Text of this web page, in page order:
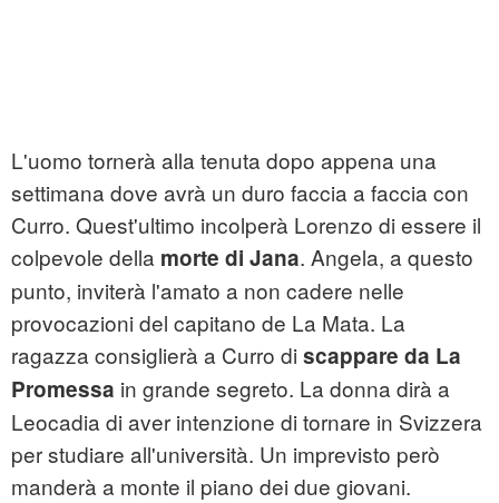
L'uomo tornerà alla tenuta dopo appena una
settimana dove avrà un duro faccia a faccia con
Curro. Quest'ultimo incolperà Lorenzo di essere il
colpevole della morte di Jana. Angela, a questo
punto, inviterà l'amato a non cadere nelle
provocazioni del capitano de La Mata. La
ragazza consiglierà a Curro di scappare da La
Promessa in grande segreto. La donna dirà a
Leocadia di aver intenzione di tornare in Svizzera
per studiare all'università. Un imprevisto però
manderà a monte il piano dei due giovani.